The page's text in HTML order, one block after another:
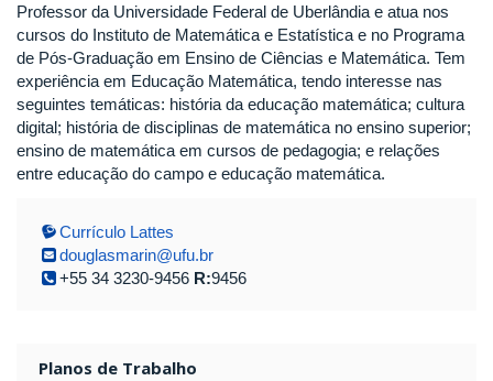
Professor da Universidade Federal de Uberlândia e atua nos
cursos do Instituto de Matemática e Estatística e no Programa
de Pós-Graduação em Ensino de Ciências e Matemática. Tem
experiência em Educação Matemática, tendo interesse nas
seguintes temáticas: história da educação matemática; cultura
digital; história de disciplinas de matemática no ensino superior;
ensino de matemática em cursos de pedagogia; e relações
entre educação do campo e educação matemática.
Currículo Lattes
douglasmarin@ufu.br
+55 34 3230-9456 R:9456
Planos de Trabalho